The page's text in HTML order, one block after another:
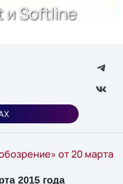
и Softline
от 20 марта
2015 года